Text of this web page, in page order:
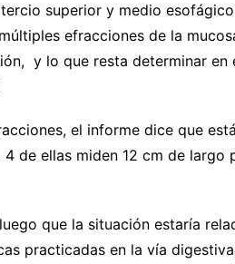
superior y medio
efracciones de la
y lo que resta determinar en
el informe dice que
4 de ellas miden 12 cm de
que la situación estaría
practicadas en la vía